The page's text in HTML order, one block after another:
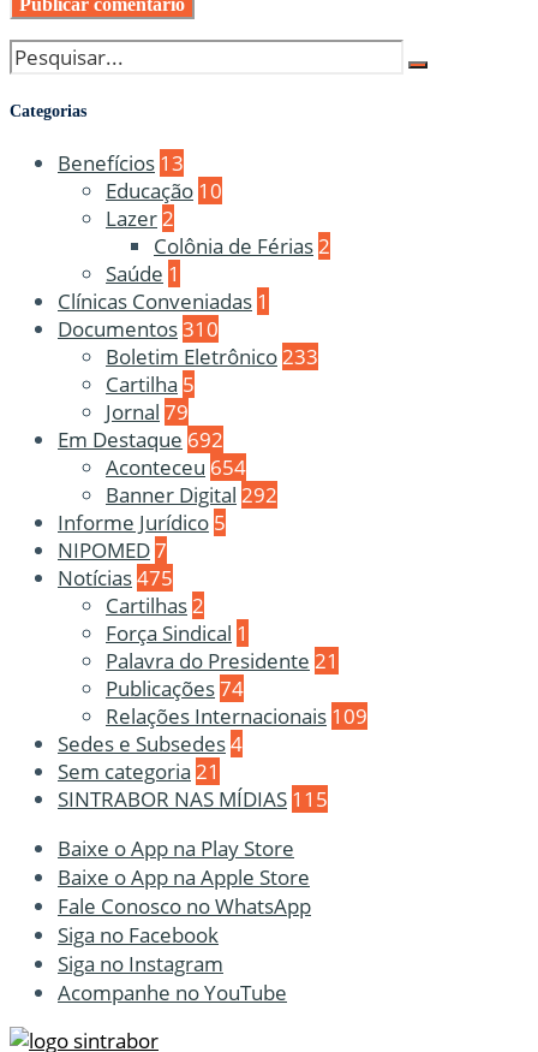
Categorias
Benefícios 13
Educação 10
Lazer2
Colônia de Férias2
Saúde 1
Clínicas Conveniadas 1
Documentos310
Boletim Eletrônico233
Cartilha 5
Jornal 79
Em Destaque 692
Aconteceu 654
Banner Digital 292
Informe Jurídico 5
NIPOMED7
Notícias475
Cartilhas2
Força Sindical 1
Palavra do Presidente 21
Publicações74
Relações Internacionais 109
Sedes e Subsedes4
Sem categoria 21
SINTRABOR NAS MÍDIAS 115
Baixe o App na Play Store
Baixe o App na Apple Store
Fale Conosco no WhatsApp
Siga no Facebook
Siga no Instagram
Acompanhe no YouTube